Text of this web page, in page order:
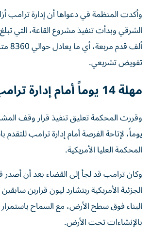
وأكدت المنظمة في دعواها أن إدارة ترامب
ألف
تفويض تشريعي.
مهلة 14 يوماً أمام إدارة ترامب للطعن
يوماً، لإتاحة الفرصة أمام إدارة ترامب للتقدم
المحكمة العليا الأمريكية.
وكان ترامب قد لجأ إلى القضاء بعد أن
الجزئية الأمريكية ريتشارد ليون قرارين
البناء فوق سطح الأرض، مع السماح باستمرار
بالإنشاءات تحت الأرض.